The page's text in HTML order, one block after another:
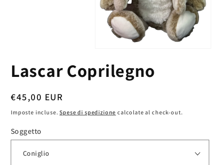
multimediali
1
Lascar Coprilegno
Prezzo
di
€45,00 EUR
Imposte incluse.Spese di spedizione calcolate al check-out.
Soggetto